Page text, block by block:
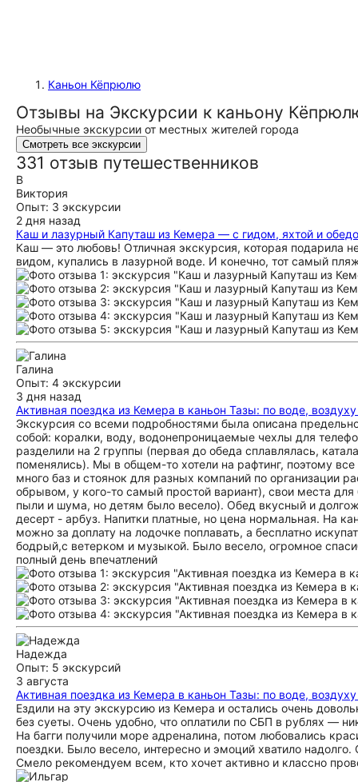
Каньон Кёпрюлю
Отзывы на Экскурсии к каньону
Необычные экскурсии от местных жителей города
Смотреть все экскурсии
331 отзыв путешественников
В
Виктория
Опыт: 3 экскурсии
2 дня назад
Каш и лазурный Капуташ из Кемера — с гидом, яхтой и
Каш — это любовь! Отличная экскурсия, которая подарила
видом, купались в лазурной воде. И конечно, тот самый
Галина
Опыт: 4 экскурсии
3 дня назад
Активная поездка из Кемера в каньон Тазы: по воде,
Экскурсия со всеми подробностями была описана
собой: коралки, воду, водонепроницаемые чехлы для
разделили на 2 группы (первая до обеда сплавлялась,
поменялись). Мы в общем-то хотели на рафтинг, поэтому
много баз и стоянок для разных компаний по организации
обрывом, у кого-то самый простой вариант), свои места
пыли и шума, но детям было весело). Обед вкусный и
десерт - арбуз. Напитки платные, но цена нормальная. На
можно за доплату на лодочке поплавать, а бесплатно
бодрый,с ветерком и музыкой. Было весело, огромное
полный день впечатлений
Надежда
Опыт: 5 экскурсий
3 августа
Активная поездка из Кемера в каньон Тазы: по воде,
Ездили на эту экскурсию из Кемера и остались очень
без суеты. Очень удобно, что оплатили по СБП в рублях —
На багги получили море адреналина, потом любовались
поездки. Было весело, интересно и эмоций хватило
Смело рекомендуем всем, кто хочет активно и классно